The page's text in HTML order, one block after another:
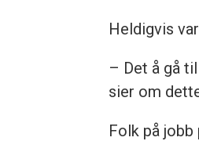
Heldigvis
– Det å gå
sier om
Folk på